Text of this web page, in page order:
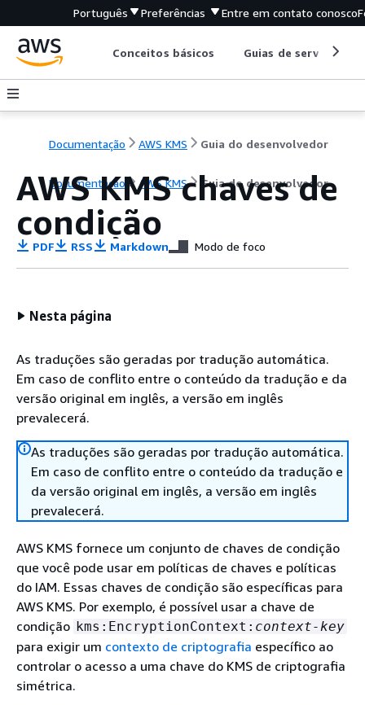
Português Preferências Entre em contato conosco
Conceitos básicos Guias de serviço
Documentação AWS KMS Guia do desenvolvedor
Documentação AWS KMS Guia do desenvolvedor
AWS KMS chaves de
condição
PDF RSS Markdown Modo de foco
Nesta página
As traduções são geradas por tradução automática.
Em caso de conflito entre o conteúdo da tradução e da
versão original em inglês, a versão em inglês
prevalecerá.
As traduções são geradas por tradução automática.
Em caso de conflito entre o conteúdo da tradução e
da versão original em inglês, a versão em inglês
prevalecerá.
AWS KMS fornece um conjunto de chaves de condição
que você pode usar em políticas de chaves e políticas
do IAM. Essas chaves de condição são específicas para
AWS KMS. Por exemplo, é possível usar a chave de
condição kms:EncryptionContext: context-key
para exigir um contexto de criptografia específico ao
controlar o acesso a uma chave do KMS de criptografia
simétrica.